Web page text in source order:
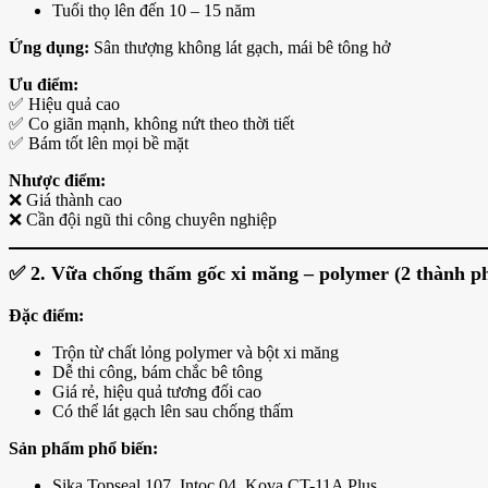
Tuổi thọ lên đến 10 – 15 năm
Ứng dụng: Sân thượng không lát gạch, mái bê tông hở
Ưu điểm:
✅ Hiệu quả cao
✅ Co giãn mạnh, không nứt theo thời tiết
✅ Bám tốt lên mọi bề mặt
Nhược điểm:
❌ Giá thành cao
❌ Cần đội ngũ thi công chuyên nghiệp
✅ 2. Vữa chống thấm gốc xi măng – polymer (2 thành
Đặc điểm:
Trộn từ chất lỏng polymer và bột xi măng
Dễ thi công, bám chắc bê tông
Giá rẻ, hiệu quả tương đối cao
Có thể lát gạch lên sau chống thấm
Sản phẩm phổ biến: